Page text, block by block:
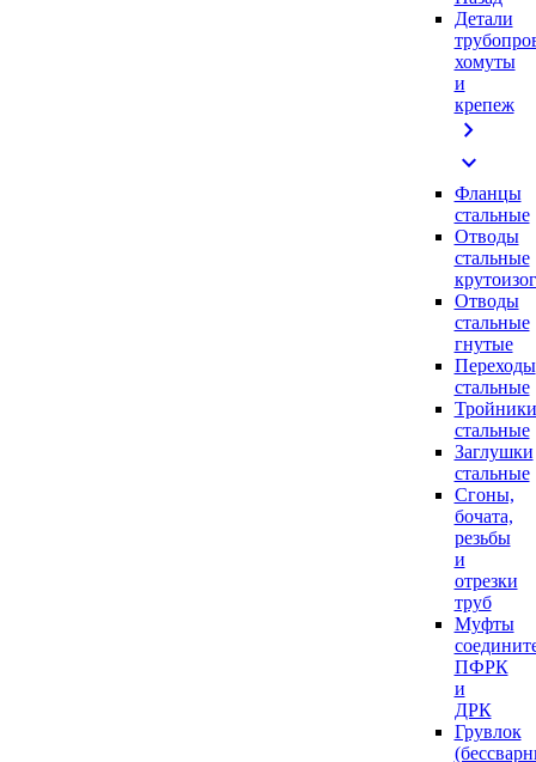
Детали
хомуты
и
крепеж
chevron_right
expand_more
Фланцы
стальные
Отводы
стальные
Отводы
стальные
гнутые
Переходы
стальные
Тройники
стальные
Заглушки
стальные
Сгоны,
бочата,
резьбы
и
отрезки
труб
Муфты
ПФРК
и
ДРК
Грувлок